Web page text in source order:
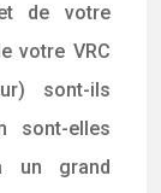
de votre
votre VRC
sont-ils
sont-elles
un grand